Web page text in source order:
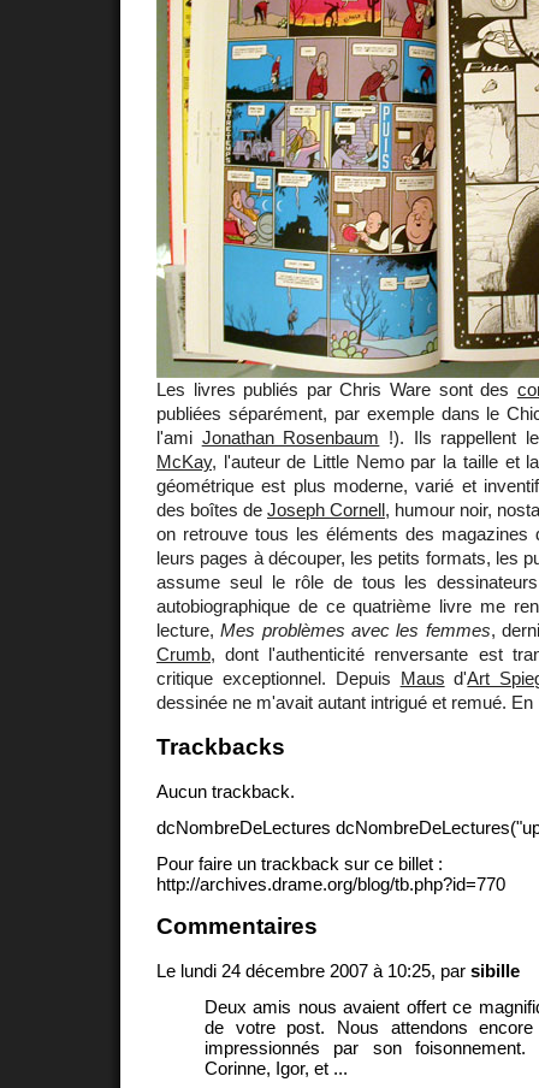
Les livres publiés par Chris Ware sont des
publiées séparément, par exemple dans le
l'ami Jonathan Rosenbaum !). Ils rappellent
McKay, l'auteur de Little Nemo par la taille et
géométrique est plus moderne, varié et
des boîtes de Joseph Cornell, humour noir,
on retrouve tous les éléments des magazines
leurs pages à découper, les petits formats, les
assume seul le rôle de tous les
autobiographique de ce quatrième livre me
lecture,Mes problèmes avec les femmes,
Crumb, dont l'authenticité renversante est
critique exceptionnel. Depuis Maus d'Art
dessinée ne m'avait autant intrigué et remué.
Trackbacks
Aucun trackback.
dcNombreDeLectures
Pour faire un trackback sur ce billet :
http://archives.drame.org/blog/tb.php?id=770
Commentaires
Le lundi 24 décembre 2007 à 10:25, par sibille
Deux amis nous avaient offert ce
de votre post. Nous attendons
impressionnés par son foisonnement.
Corinne, Igor, et ...